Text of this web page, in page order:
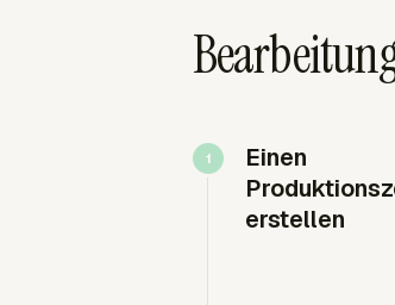
Einen
erstellen